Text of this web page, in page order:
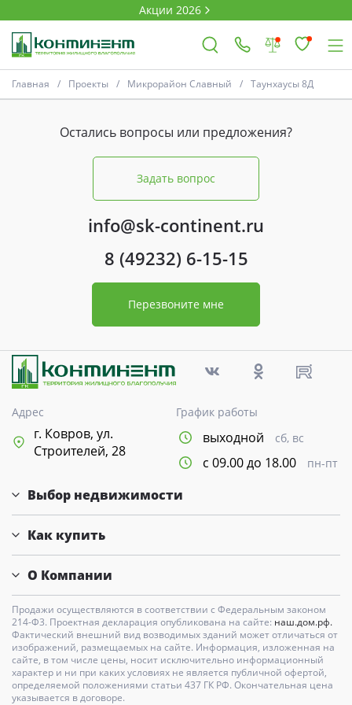
Акции 2026
Выбор недвижимости
Свои Люди
Офис продаж
Работа
О компании
Главная Проекты Микрорайон Славный Таунхаусы 8Д
Остались вопросы или предложения?
Задать вопрос
info@sk-continent.ru
8 (49232) 6-15-15
Перезвоните мне
Адрес
г. Ковров, ул.
Строителей, 28
График работы
выходной сб, вс
с 09.00 до 18.00 пн-пт
Выбор недвижимости
Как купить
О Компании
Продажи осуществляются в соответствии с Федеральным законом
214-Ф3. Проектная декларация опубликована на сайте: наш.дом.рф.
Фактический внешний вид возводимых зданий может отличаться от
изображений, размещаемых на сайте. Информация, изложенная на
сайте, в том числе цены, носит исключительно информационный
характер и ни при каких условиях не является публичной офертой,
определяемой положениями статьи 437 ГК РФ. Окончательная цена
указывается в договоре.